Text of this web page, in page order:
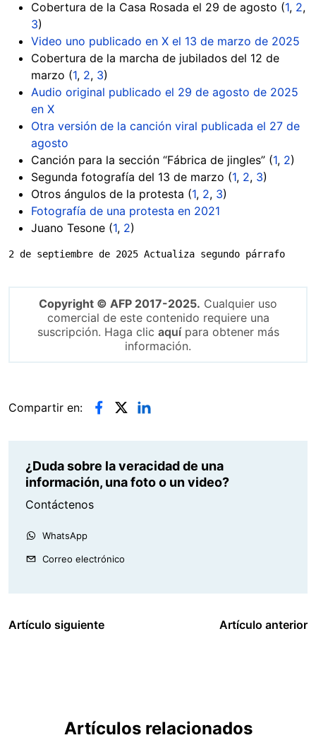
Cobertura de la Casa Rosada el 29 de agosto (1, 2,
3)
Video uno publicado en X el 13 de marzo de 2025
Cobertura de la marcha de jubilados del 12 de
marzo (1, 2, 3)
Audio original publicado el 29 de agosto de 2025
en X
Otra versión de la canción viral publicada el 27 de
agosto
Canción para la sección “Fábrica de jingles” (1, 2)
Segunda fotografía del 13 de marzo (1, 2, 3)
Otros ángulos de la protesta (1, 2, 3)
Fotografía de una protesta en 2021
Juano Tesone (1, 2)
2 de septiembre de 2025 Actualiza segundo párrafo
Copyright © AFP 2017-2025. Cualquier uso
comercial de este contenido requiere una
suscripción. Haga clic aquípara obtener más
información.
Compartir en:
¿Duda sobre la veracidad de una
información, una foto o un video?
Contáctenos
WhatsApp
Correo electrónico
Artículo siguiente Artículo anterior
Artículos relacionados